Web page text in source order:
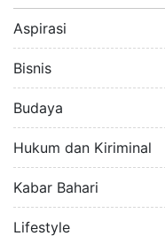
Aspirasi
Bisnis
Budaya
Hukum dan Kiriminal
Kabar Bahari
Lifestyle